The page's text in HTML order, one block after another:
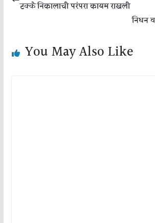
टक्के निकालाची परंपरा कायम राखली
निधन
You May Also Like